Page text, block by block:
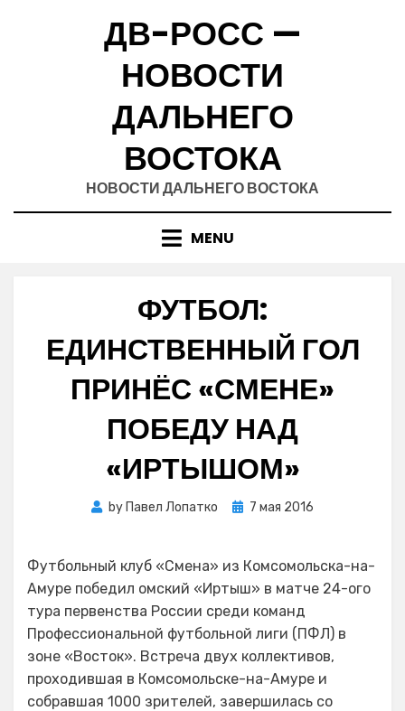
ДВ-РОСС —
НОВОСТИ
ДАЛЬНЕГО
ВОСТОКА
НОВОСТИ ДАЛЬНЕГО ВОСТОКА
MENU
ФУТБОЛ:
ЕДИНСТВЕННЫЙ ГОЛ
ПРИНЁС «СМЕНЕ»
ПОБЕДУ НАД
«ИРТЫШОМ»
by Павел Лопатко
Posted
7 мая 2016
Футбольный клуб «Смена» из Комсомольска-на-
Амуре победил омский «Иртыш» в матче 24-ого
тура первенства России среди команд
Профессиональной футбольной лиги (ПФЛ) в
зоне «Восток». Встреча двух коллективов,
проходившая в Комсомольске-на-Амуре и
собравшая 1000 зрителей, завершилась со